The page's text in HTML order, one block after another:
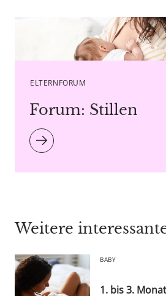
Caption Pixel-Shot - Copyright
ELTERNFORUM
Forum: Stillen
Weitere
BABY
1. bis 3.